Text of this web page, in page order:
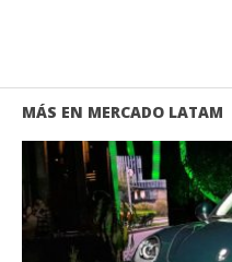
MÁS EN MERCADO LATAM